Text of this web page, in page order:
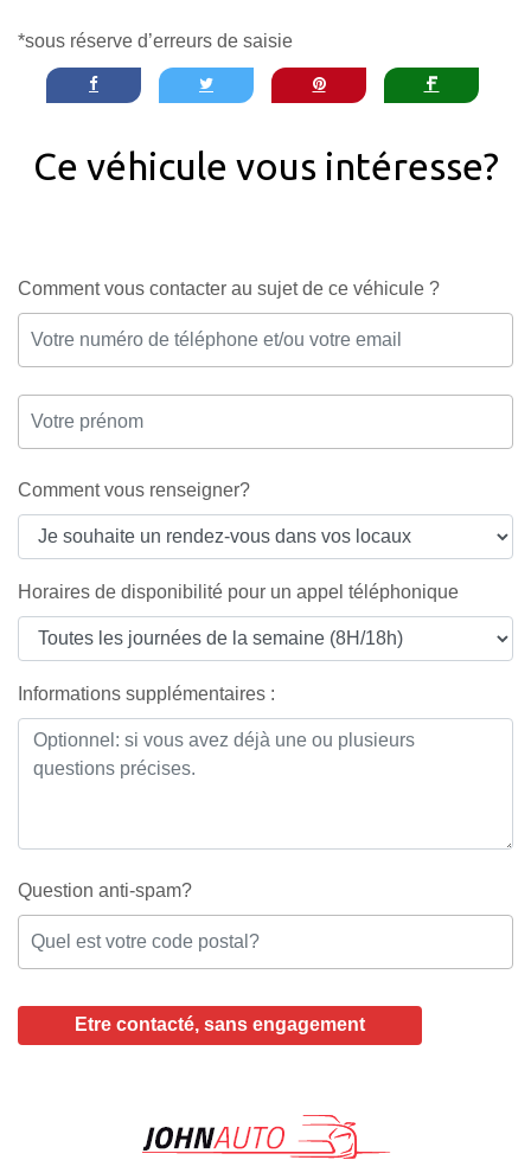
*sous réserve d’erreurs de saisie
Ce véhicule vous intéresse?
Comment vous contacter au sujet de ce véhicule ?
Comment vous renseigner?
Horaires de disponibilité pour un appel téléphonique
Informations supplémentaires :
Question anti-spam?